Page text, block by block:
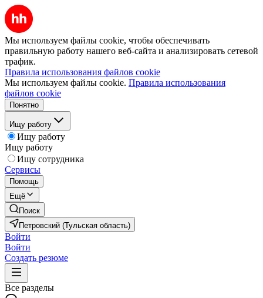
Мы используем файлы cookie, чтобы обеспечивать
правильную работу нашего веб-сайта и анализировать сетевой
трафик.
Правила использования файлов cookie
Мы используем файлы cookie. Правила использования
файлов cookie
Понятно
Ищу работу
Ищу работу
Ищу работу
Ищу сотрудника
Сервисы
Помощь
Ещё
Поиск
Петровский (Тульская область)
Войти
Войти
Создать резюме
Все разделы